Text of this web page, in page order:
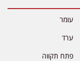
עומר
ערד
פתח תקווה